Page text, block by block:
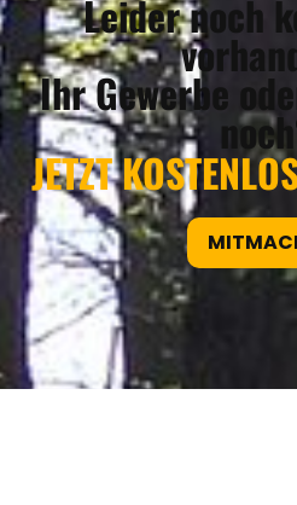
Leider noch
Ihr Gewerbe
JETZT